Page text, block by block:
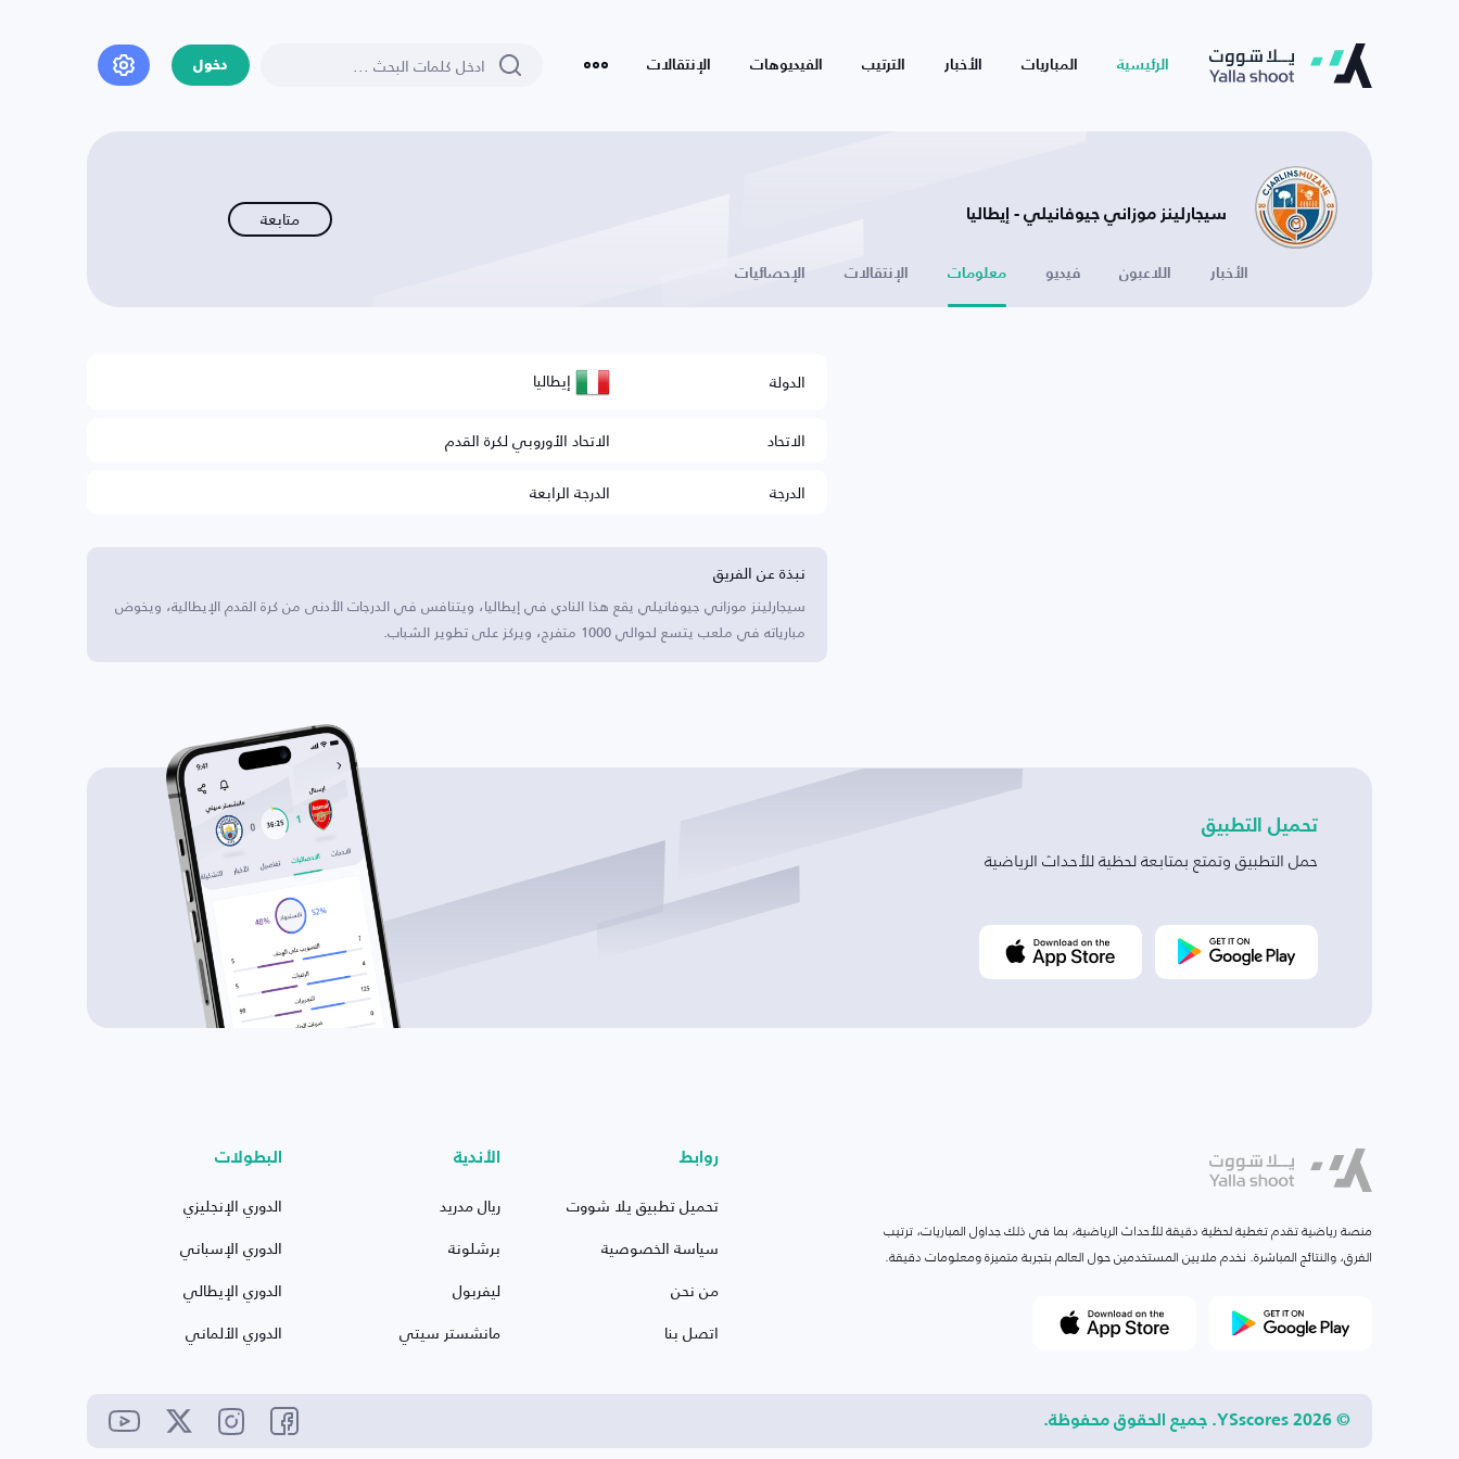
الرئيسية المباريات الأخبار الترتيب الفيديوهات الإنتقالات دخول
سيجارلينز موزاني جيوفانيلي - إيطاليا متابعة
الأخبار اللاعبون فيديو معلومات الإنتقالات الإحصائيات
الدولة إيطاليا
الاتحاد
الاتحاد الأوروبي لكرة القدم
الدرجة
الدرجة الرابعة
نبذة عن الفريق
سيجارلينز موزاني جيوفانيلي يقع هذا النادي في إيطاليا، ويتنافس في الدرجات الأدنى من كرة القدم الإيطالية، ويخوض
مبارياته في ملعب يتسع لحوالي 1000 متفرج، ويركز على تطوير الشباب.
تحميل التطبيق
حمل التطبيق وتمتع بمتابعة لحظية للأحداث الرياضية
منصة رياضية تقدم تغطية لحظية دقيقة للأحداث الرياضية، بما في ذلك جداول المباريات، ترتيب
الفرق، والنتائج المباشرة. نخدم ملايين المستخدمين حول العالم بتجربة متميزة ومعلومات دقيقة.
روابط
تحميل تطبيق يلا شووت
سياسة الخصوصية
من نحن
اتصل بنا
الأندية
ريال مدريد
برشلونة
ليفربول
مانشستر سيتي
البطولات
الدوري الإنجليزي
الدوري الإسباني
الدوري الإيطالي
الدوري الألماني
© 2026 YSscores. جميع الحقوق محفوظة.